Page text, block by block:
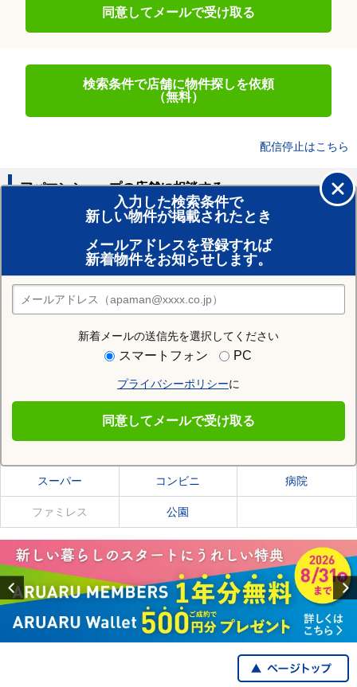
同意してメールで受け取る
検索条件で店舗に物件探しを依頼
（無料）
配信停止はこちら
入力した検索条件で
新しい物件が掲載されたとき
メールアドレスを登録すれば
新着物件をお知らせします。
新着メールの送信先を選択してください
スマートフォン PC
プライバシーポリシーに
同意してメールで受け取る
アパマンショップの店舗に相談する
賃貸のプロがお部屋探し！
おまかせ物件リクエスト
住みたい街の店舗を探す
店舗検索
住む街研究所で河内松原駅の情報を見る
河内松原駅の施設一覧
スーパー コンビニ 病院
ファミレス 公園
Previous